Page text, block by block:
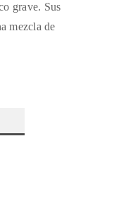
grave. Sus
mezcla de